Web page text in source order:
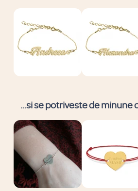
...si se potriveste de minune